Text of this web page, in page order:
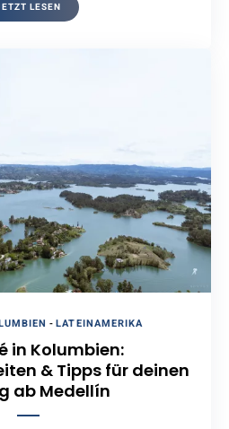
LESEN
-LATEINAMERIKA
in Kolumbien:
& Tipps für deinen
ab Medellín